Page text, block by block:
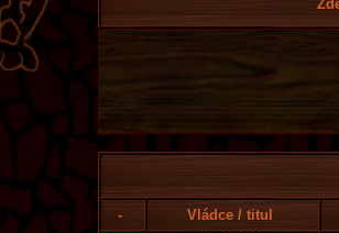
- Vládce / titul